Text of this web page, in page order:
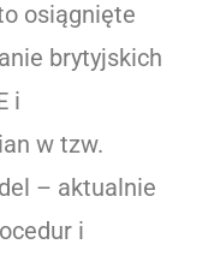
osiągnięte
brytyjskich
i
w tzw.
– aktualnie
i